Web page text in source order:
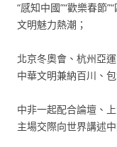
“感知中國”“歡樂春節
文明魅力熱潮；
北京冬奧會、杭州亞
中華文明兼納百川、
中非一起配合論壇、
主場交際向世界講述